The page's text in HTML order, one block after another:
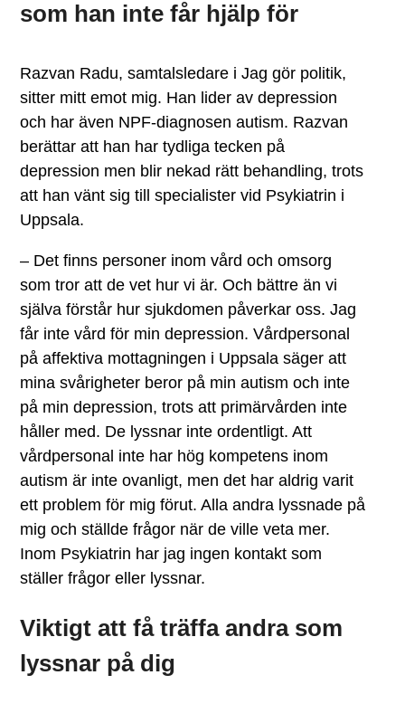
som han inte får hjälp för
Razvan Radu, samtalsledare i Jag gör politik,
sitter mitt emot mig. Han lider av depression
och har även NPF-diagnosen autism. Razvan
berättar att han har tydliga tecken på
depression men blir nekad rätt behandling, trots
att han vänt sig till specialister vid Psykiatrin i
Uppsala.
– Det finns personer inom vård och omsorg
som tror att de vet hur vi är. Och bättre än vi
själva förstår hur sjukdomen påverkar oss. Jag
får inte vård för min depression. Vårdpersonal
på affektiva mottagningen i Uppsala säger att
mina svårigheter beror på min autism och inte
på min depression, trots att primärvården inte
håller med. De lyssnar inte ordentligt. Att
vårdpersonal inte har hög kompetens inom
autism är inte ovanligt, men det har aldrig varit
ett problem för mig förut. Alla andra lyssnade på
mig och ställde frågor när de ville veta mer.
Inom Psykiatrin har jag ingen kontakt som
ställer frågor eller lyssnar.
Viktigt att få träffa andra som
lyssnar på dig